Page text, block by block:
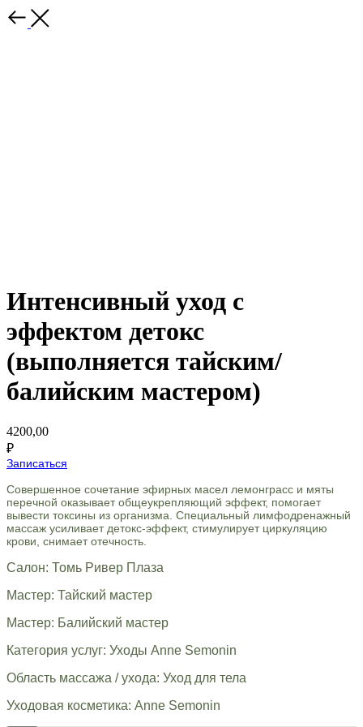
Интенсивный уход с
эффектом детокс
(выполняется тайским/
балийским мастером)
4200,00
₽
Записаться
Совершенное сочетание эфирных масел лемонграсс и мяты
перечной оказывает общеукрепляющий эффект, помогает
вывести токсины из организма. Специальный лимфодренажный
массаж усиливает детокс-эффект, стимулирует циркуляцию
крови, снимает отечность.
Салон: Томь Ривер Плаза
Мастер: Тайский мастер
Мастер: Балийский мастер
Категория услуг: Уходы Anne Semonin
Область массажа / ухода: Уход для тела
Уходовая косметика: Anne Semonin